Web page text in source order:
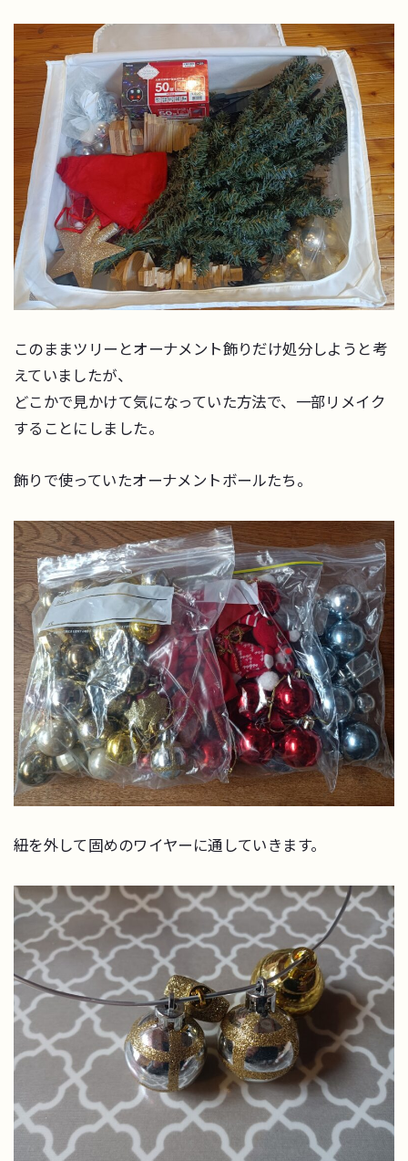
このままツリーとオーナメント飾りだけ処分しようと考
えていましたが、
どこかで見かけて気になっていた方法で、一部リメイク
することにしました。
飾りで使っていたオーナメントボールたち。
紐を外して固めのワイヤーに通していきます。